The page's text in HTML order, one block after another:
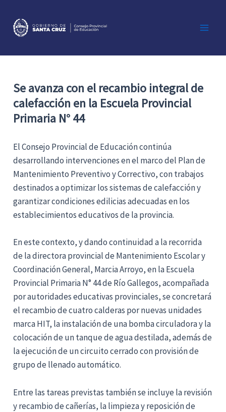
contenido
Se avanza con el recambio integral de
calefacción en la Escuela Provincial
Primaria N° 44
ElConsejo Provincial de Educacióncontinúa
desarrollando intervenciones en el marco del Plan de
Mantenimiento Preventivo y Correctivo, con trabajos
destinados a optimizar los sistemas de calefacción y
garantizar condiciones edilicias adecuadas en los
establecimientos educativos de la provincia.
En este contexto, y dando continuidad a la recorrida
de la directora provincial de Mantenimiento Escolar y
Coordinación General, Marcia Arroyo, en la Escuela
Provincial Primaria N° 44 deRío Gallegos, acompañada
por autoridades educativas provinciales, se concretará
el recambio de cuatro calderas por nuevas unidades
marca HIT, la instalación de una bomba circuladora y la
colocación de un tanque de agua destilada, además de
la ejecución de un circuito cerrado con provisión de
grupo de llenado automático.
Entre las tareas previstas también se incluye la revisión
y recambio de cañerías, la limpieza y reposición de